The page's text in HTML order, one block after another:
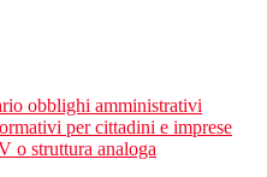
obblighi amministrativi
per cittadini e imprese
o struttura analoga